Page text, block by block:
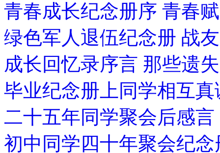
青春成长纪念册序 青春赋
绿色军人退伍纪念册 战
成长回忆录序言 那些遗
毕业纪念册上同学相互真
二十五年同学聚会后感言
初中同学四十年聚会纪